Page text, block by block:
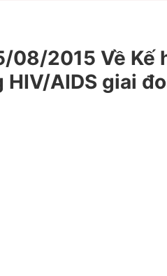
2015 Về Kế
AIDS giai